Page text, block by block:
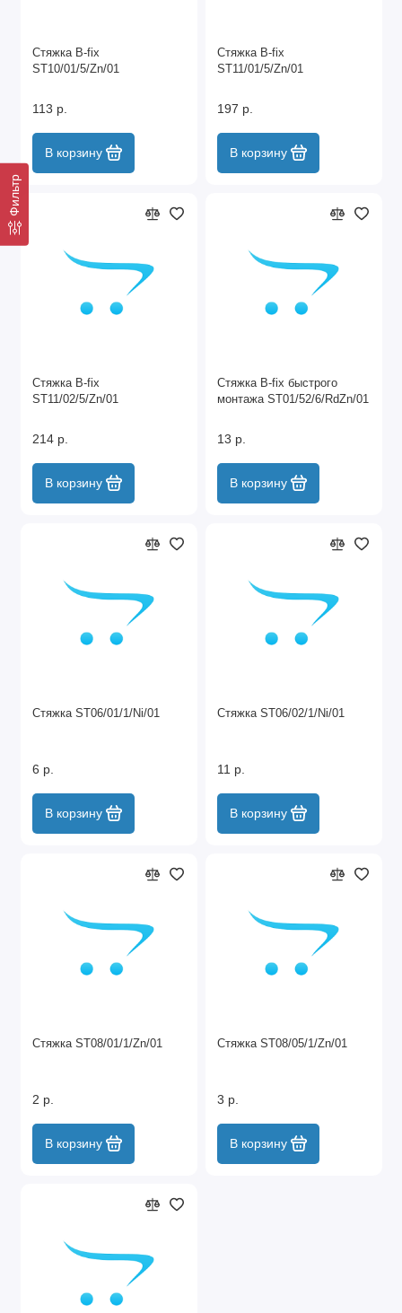
Фильтр
Стяжка B-fix
ST10/01/5/Zn/01
113 р.
В корзину
Стяжка B-fix
ST11/01/5/Zn/01
197 р.
В корзину
Стяжка B-fix
ST11/02/5/Zn/01
214 р.
В корзину
Стяжка B-fix быстрого
монтажа ST01/52/6/RdZn/01
13 р.
В корзину
Стяжка ST06/01/1/Ni/01
6 р.
В корзину
Стяжка ST06/02/1/Ni/01
11 р.
В корзину
Стяжка ST08/01/1/Zn/01
2 р.
В корзину
Стяжка ST08/05/1/Zn/01
3 р.
В корзину